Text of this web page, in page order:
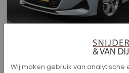
Audi A3 - Sportback 40 TFSI
Wij maken gebruik van analytische